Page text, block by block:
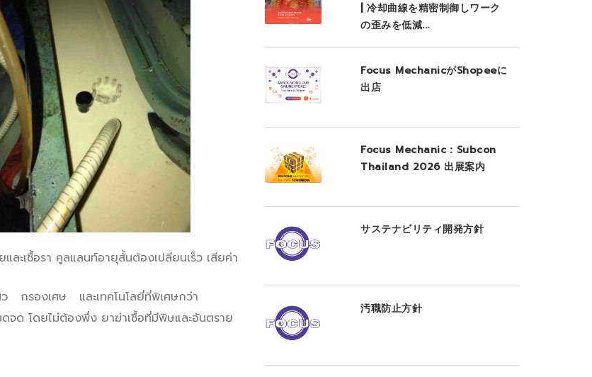
ะเชื้อรา คูลแลนท์อายุสั้นต้องเปลียนเร็ว เสียค่า
กรองเศษ และเทคโนโลยี่ที่พิเศษกว่า
ดจด โดยไม่ต้องพึ่ง ยาฆ่าเชื้อที่มีพิษและอันตราย
| 冷却曲線を精密制御しワーク
の歪みを低減...
Focus MechanicがShopeeに
出店
Focus Mechanic：Subcon
Thailand 2026 出展案内
サステナビリティ開発方針
汚職防止方針